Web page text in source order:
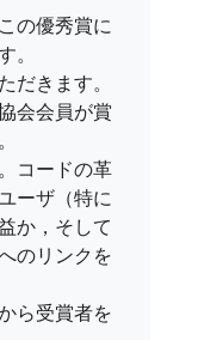
の優秀賞に
。
だきます。
会会員が賞
コードの革
ーザ（特に
か，そして
のリンクを
ら受賞者を